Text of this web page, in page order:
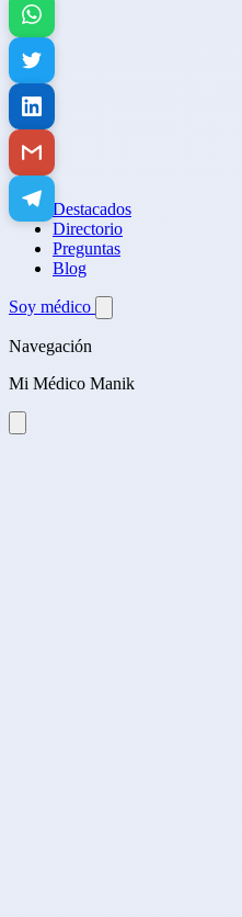
Destacados
Directorio
Preguntas
Blog
Soy médico
Navegación
Mi Médico Manik